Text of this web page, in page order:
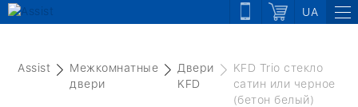
UA
Assist
Межкомнатные
двери
Двери
KFD
KFD Trio стекло
сатин или черное
(бетон белый)